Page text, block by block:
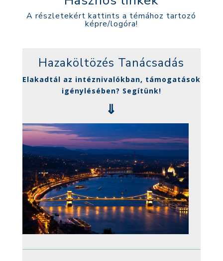
A részletekért kattints a témához tartozó
képre/logóra!
Hazaköltözés Tanácsadás
Elakadtál az intéznivalókban, támogatások
igénylésében? Segítünk!
⇓